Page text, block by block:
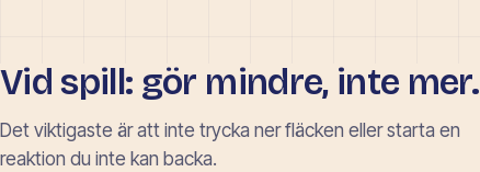
Vid spill: gör mindre, inte mer.
Det viktigaste är att inte trycka ner fläcken eller starta en
reaktion du inte kan backa.